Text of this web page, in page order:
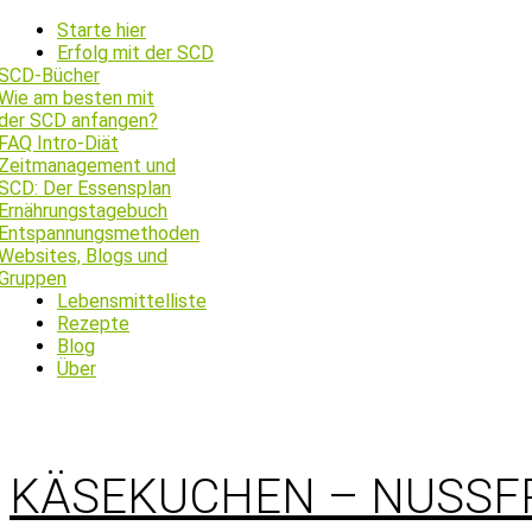
Starte hier
Erfolg mit der SCD
Bücher
am besten mit
SCD anfangen?
Intro-Diät
und
Der Essensplan
Blogs und
Lebensmittelliste
Rezepte
Blog
Über
KÄSEKUCHEN –